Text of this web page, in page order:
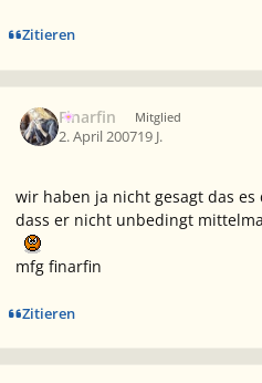
Zitieren
Finarfin Mitglied
2. April 200719 J.
wir haben ja nicht gesagt das
dass er nicht unbedingt
mfg finarfin
Zitieren